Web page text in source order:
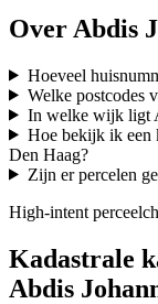
Over Abdis
Hoeveel
Welke postcodes
In welke wijk ligt
Hoe bekijk ik een
Den Haag?
Zijn er percelen
High-intent
Kadastrale
Abdis